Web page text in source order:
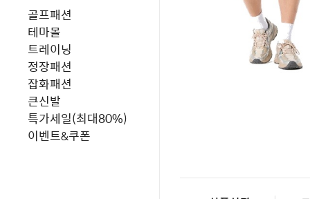
골프패션
테마몰
트레이닝
정장패션
잡화패션
큰신발
특가세일(최대80%)
이벤트&쿠폰